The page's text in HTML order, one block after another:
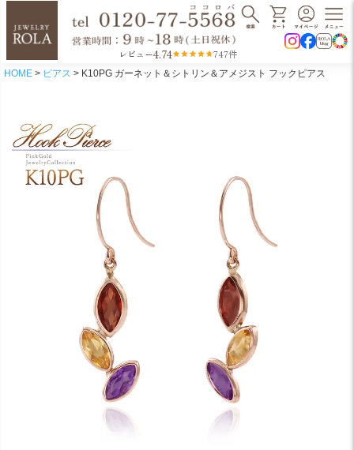
レビュー4.74 747件
HOME ピアス K10PG ガーネット＆シトリン＆アメジスト フックピアス